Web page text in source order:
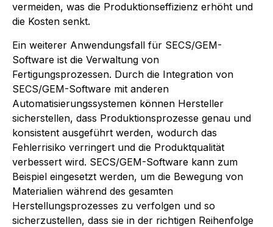
vermeiden, was die Produktionseffizienz erhöht und
die Kosten senkt.
Ein weiterer Anwendungsfall für SECS/GEM-
Software ist die Verwaltung von
Fertigungsprozessen. Durch die Integration von
SECS/GEM-Software mit anderen
Automatisierungssystemen können Hersteller
sicherstellen, dass Produktionsprozesse genau und
konsistent ausgeführt werden, wodurch das
Fehlerrisiko verringert und die Produktqualität
verbessert wird. SECS/GEM-Software kann zum
Beispiel eingesetzt werden, um die Bewegung von
Materialien während des gesamten
Herstellungsprozesses zu verfolgen und so
sicherzustellen, dass sie in der richtigen Reihenfolge